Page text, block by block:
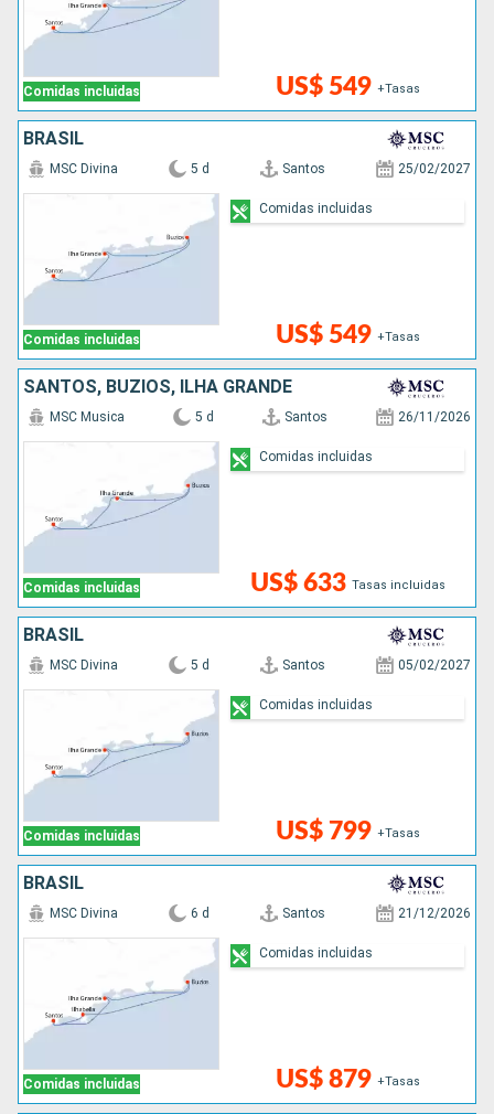
Comidas incluidas US$ 549 +Tasas
BRASIL
Comidas incluidas
MSC Divina 5 d Santos 25/02/2027
US$ 549 +Tasas
Comidas incluidas
SANTOS, BUZIOS, ILHA GRANDE
Comidas incluidas
MSC Musica 5 d Santos 26/11/2026
US$ 633 Tasas incluidas
Comidas incluidas
BRASIL
Comidas incluidas
MSC Divina 5 d Santos 05/02/2027
US$ 799 +Tasas
Comidas incluidas
BRASIL
Comidas incluidas
MSC Divina 6 d Santos 21/12/2026
US$ 879 +Tasas
Comidas incluidas